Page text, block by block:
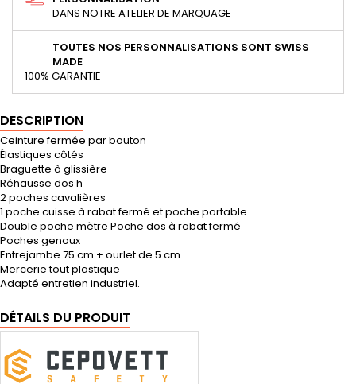
DANS NOTRE ATELIER DE MARQUAGE
TOUTES NOS PERSONNALISATIONS SONT SWISS
MADE
100% GARANTIE
DESCRIPTION
Ceinture fermée par bouton
Élastiques côtés
Braguette à glissière
Réhausse dos h
2 poches cavalières
1 poche cuisse à rabat fermé et poche portable
Double poche mètre Poche dos à rabat fermé
Poches genoux
Entrejambe 75 cm + ourlet de 5 cm
Mercerie tout plastique
Adapté entretien industriel.
DÉTAILS DU PRODUIT